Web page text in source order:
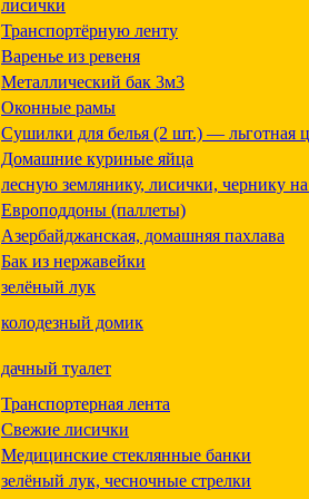
лисички
Транспортёрную ленту
Варенье из ревеня
Металлический бак 3м3
Оконные рамы
Сушилки для белья (2 шт.) — льготная
Домашние куриные яйца
лесную землянику, лисички, чернику на
Европоддоны (паллеты)
Азербайджанская, домашняя пахлава
Бак из нержавейки
зелёный лук
колодезный домик
дачный туалет
Транспортерная лента
Свежие лисички
Медицинские стеклянные банки
зелёный лук, чесночные стрелки